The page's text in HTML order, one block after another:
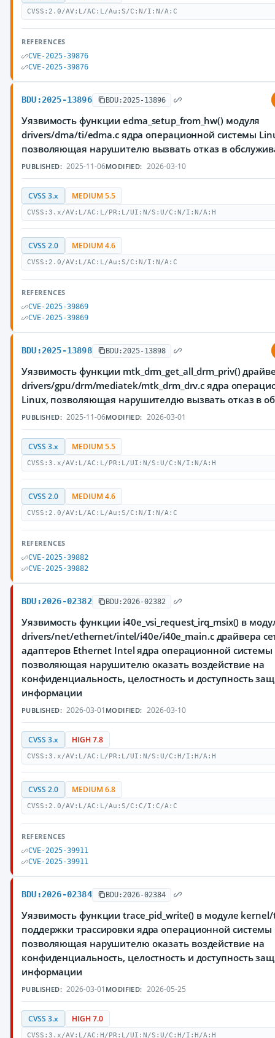
CVSS:2.0/AV:L/AC:L/Au:S/C:N/I:N/A:C
REFERENCES
CVE-2025-39876
CVE-2025-39876
BDU:2025-13896 BDU:2025-13896
Уязвимость функции edma_setup_from_hw() модуля
drivers/dma/ti/edma.c ядра операционной системы
позволяющая нарушителю вызвать отказ в
PUBLISHED: 2025-11-06MODIFIED: 2026-03-10
CVSS 3.x MEDIUM 5.5
CVSS:3.x/AV:L/AC:L/PR:L/UI:N/S:U/C:N/I:N/A:H
CVSS 2.0 MEDIUM 4.6
CVSS:2.0/AV:L/AC:L/Au:S/C:N/I:N/A:C
REFERENCES
CVE-2025-39869
CVE-2025-39869
BDU:2025-13898 BDU:2025-13898
Уязвимость функции mtk_drm_get_all_drm_priv()
drivers/gpu/drm/mediatek/mtk_drm_drv.c ядра
Linux, позволяющая нарушителдю вызвать отказ в
PUBLISHED: 2025-11-06MODIFIED: 2026-03-01
CVSS 3.x MEDIUM 5.5
CVSS:3.x/AV:L/AC:L/PR:L/UI:N/S:U/C:N/I:N/A:H
CVSS 2.0 MEDIUM 4.6
CVSS:2.0/AV:L/AC:L/Au:S/C:N/I:N/A:C
REFERENCES
CVE-2025-39882
CVE-2025-39882
BDU:2026-02382 BDU:2026-02382
Уязвимость функции i40e_vsi_request_irq_msix() в
drivers/net/ethernet/intel/i40e/i40e_main.c драйвера
адаптеров Ethernet Intel ядра операционной системы
позволяющая нарушителю оказать воздействие на
конфиденциальность, целостность и доступность
информации
PUBLISHED: 2026-03-01 MODIFIED: 2026-03-10
CVSS 3.x HIGH 7.8
CVSS:3.x/AV:L/AC:L/PR:L/UI:N/S:U/C:H/I:H/A:H
CVSS 2.0 MEDIUM 6.8
CVSS:2.0/AV:L/AC:L/Au:S/C:C/I:C/A:C
REFERENCES
CVE-2025-39911
CVE-2025-39911
BDU:2026-02384 BDU:2026-02384
Уязвимость функции trace_pid_write() в модуле
поддержки трассировки ядра операционной системы
позволяющая нарушителю оказать воздействие на
конфиденциальность, целостность и доступность
информации
PUBLISHED: 2026-03-01 MODIFIED: 2026-05-25
CVSS 3.x HIGH 7.0
CVSS:3.x/AV:L/AC:H/PR:L/UI:N/S:U/C:H/I:H/A:H